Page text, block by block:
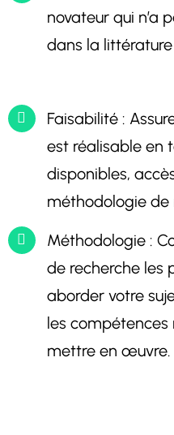
novateur qui n’a
dans la
Faisabilité :
est réalisable en
disponibles,
méthodologie de
Méthodologie :
de recherche les
aborder votre
les compétences
mettre en œuvre.